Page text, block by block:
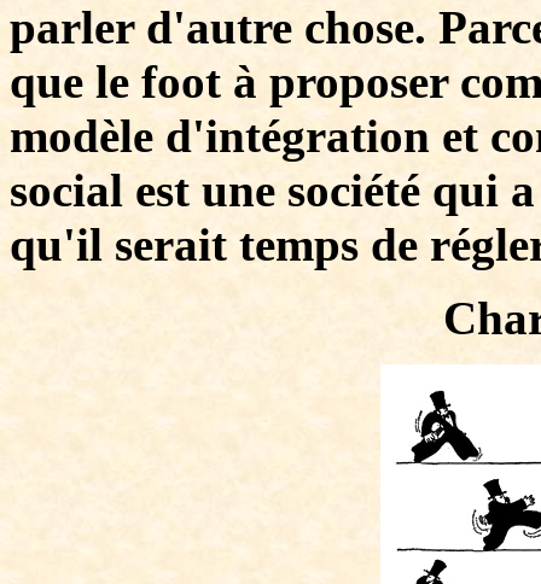
parler d'autre chose.
que le foot à proposer
modèle d'intégration et
social est une société qui
qu'il serait temps de